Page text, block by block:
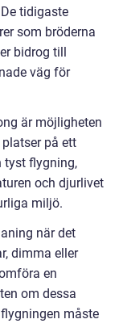
tidigaste
som bröderna
bidrog till
väg för
är möjligheten
på ett
tyst flygning,
och djurlivet
miljö.
när det
dimma eller
en
om dessa
måste